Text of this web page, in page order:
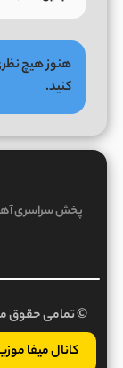
کانال میفا
هنوز هیچ
کنید.
پخش سراسری
© تمامی حقوق